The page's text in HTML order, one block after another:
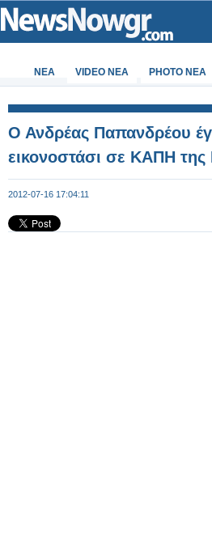
ΝΕΑ VIDEO NEA PHOTO NEA
Ο Ανδρέας Παπανδρέου
εικονοστάσι σε ΚΑΠΗ της
2012-07-16 17:04:11